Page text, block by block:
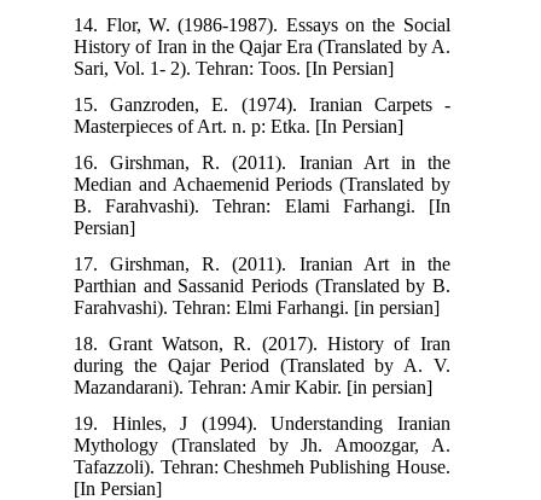
14. Flor, W. (1986-1987). Essays on the Social
History of Iran in the Qajar Era (Translated by A.
Sari, Vol. 1- 2). Tehran: Toos. [In Persian]
15. Ganzroden, E. (1974). Iranian Carpets -
Masterpieces of Art. n. p: Etka. [In Persian]
16. Girshman, R. (2011). Iranian Art in the
Median and Achaemenid Periods (Translated by
B. Farahvashi). Tehran: Elami Farhangi. [In
17. Girshman, R. (2011). Iranian Art in the
Parthian and Sassanid Periods (Translated by B.
Farahvashi). Tehran: Elmi Farhangi. [in persian]
18. Grant Watson, R. (2017). History of Iran
during the Qajar Period (Translated by A. V.
Mazandarani). Tehran: Amir Kabir. [in persian]
19. Hinles, J (1994). Understanding Iranian
Mythology (Translated by Jh. Amoozgar, A.
Tafazzoli). Tehran: Cheshmeh Publishing House.
[In Persian]